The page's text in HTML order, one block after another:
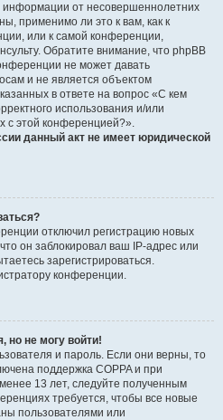
от несовершеннолетних
применимо ли это к вам, как к
или к самой конференции,
Обратите внимание, что phpBB
не может давать
и не является объектом
в ответе на вопрос «С кем
использования и/или
с этой конференцией?».
данный акт не имеет юридической
отключил регистрацию новых
он заблокировал ваш IP-адрес или
зарегистрироваться.
конференции.
но не могу войти!
и пароль. Если они верны, то
поддержка COPPA и при
13 лет, следуйте полученным
требуется, чтобы все новые
пользователями или